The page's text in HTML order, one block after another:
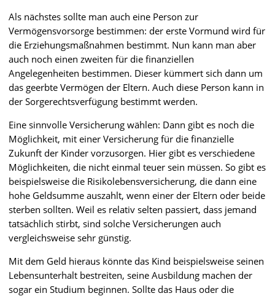
Als nächstes sollte man auch eine Person zur
Vermögensvorsorge bestimmen: der erste Vormund wird für
die Erziehungsmaßnahmen bestimmt. Nun kann man aber
auch noch einen zweiten für die finanziellen
Angelegenheiten bestimmen. Dieser kümmert sich dann um
das geerbte Vermögen der Eltern. Auch diese Person kann in
der Sorgerechtsverfügung bestimmt werden.
Eine sinnvolle Versicherung wählen: Dann gibt es noch die
Möglichkeit, mit einer Versicherung für die finanzielle
Zukunft der Kinder vorzusorgen. Hier gibt es verschiedene
Möglichkeiten, die nicht einmal teuer sein müssen. So gibt es
beispielsweise die Risikolebensversicherung, die dann eine
hohe Geldsumme auszahlt, wenn einer der Eltern oder beide
sterben sollten. Weil es relativ selten passiert, dass jemand
tatsächlich stirbt, sind solche Versicherungen auch
vergleichsweise sehr günstig.
Mit dem Geld hieraus könnte das Kind beispielsweise seinen
Lebensunterhalt bestreiten, seine Ausbildung machen der
sogar ein Studium beginnen. Sollte das Haus oder die